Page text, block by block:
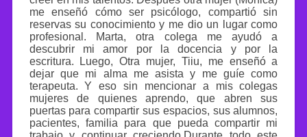
me enseñó cómo ser psicólogo, compartió sin
reservas su conocimiento y me dio un lugar como
profesional. Marta, otra colega me ayudó a
descubrir mi amor por la docencia y por la
escritura. Luego, Otra mujer, Tiiu, me enseñó a
dejar que mi alma me asista y me guíe como
terapeuta. Y eso sin mencionar a mis colegas
mujeres de quienes aprendo, que abren sus
puertas para compartir sus espacios, sus alumnos,
pacientes, familia para que pueda compartir mi